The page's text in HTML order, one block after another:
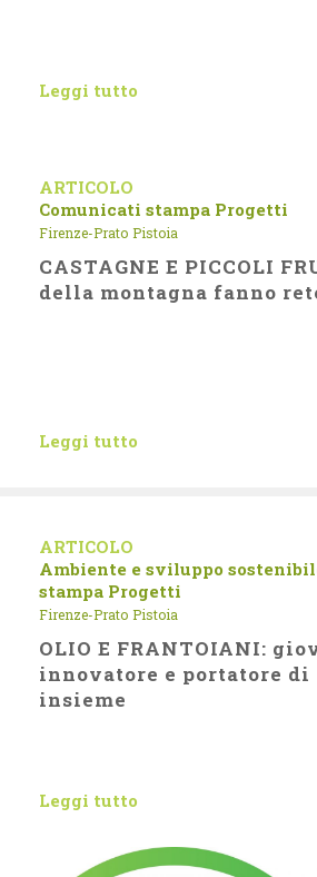
Leggi tutto
ARTICOLO
Comunicati stampa Progetti
Firenze-Prato Pistoia
CASTAGNE E PICCOLI
della montagna fanno
Leggi tutto
ARTICOLO
Ambiente e sviluppo
stampa Progetti
Firenze-Prato Pistoia
OLIO E FRANTOIANI:
innovatore e portatore di
insieme
Leggi tutto